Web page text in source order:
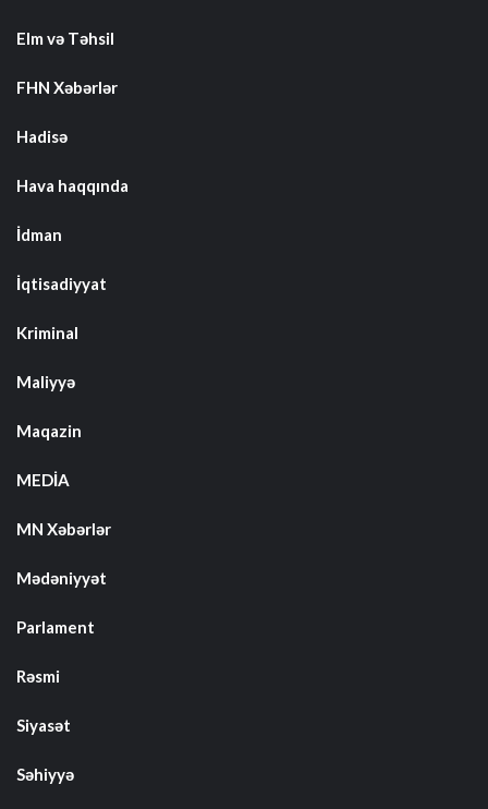
Elm və Təhsil
FHN Xəbərlər
Hadisə
Hava haqqında
İdman
İqtisadiyyat
Kriminal
Maliyyə
Maqazin
MEDİA
MN Xəbərlər
Mədəniyyət
Parlament
Rəsmi
Siyasət
Səhiyyə